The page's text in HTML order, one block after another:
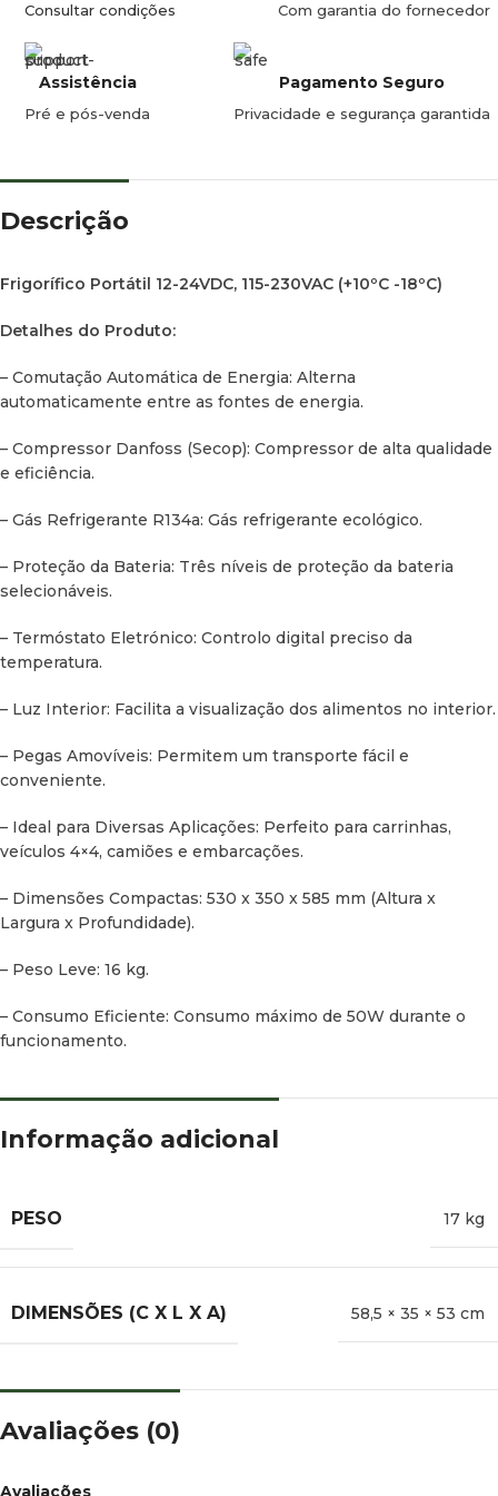
– Ideal para Diversas Aplicações: Perfeito para carrinhas,
veículos 4×4, camiões e embarcações.
– Dimensões Compactas: 530 x 350 x 585 mm (Altura x
Largura x Profundidade).
funcionamento.
Consultar condições Com garantia do fornecedor
Assistência
Pré e pós-venda
Pagamento Seguro
Privacidade e segurança garantida
Descrição
Frigorífico Portátil 12-24VDC, 115-230VAC (+10ºC -18ºC)
Detalhes do Produto:
– Comutação Automática de Energia: Alterna
automaticamente entre as fontes de energia.
– Compressor Danfoss (Secop): Compressor de alta qualidade
e eficiência.
– Gás Refrigerante R134a: Gás refrigerante ecológico.
– Proteção da Bateria: Três níveis de proteção da bateria
selecionáveis.
– Termóstato Eletrónico: Controlo digital preciso da
temperatura.
– Luz Interior: Facilita a visualização dos alimentos no interior.
– Pegas Amovíveis: Permitem um transporte fácil e
conveniente.
– Ideal para Diversas Aplicações: Perfeito para carrinhas,
veículos 4×4, camiões e embarcações.
– Dimensões Compactas: 530 x 350 x 585 mm (Altura x
Largura x Profundidade).
– Peso Leve: 16 kg.
– Consumo Eficiente: Consumo máximo de 50W durante o
funcionamento.
Informação adicional
PESO 17 kg
DIMENSÕES (C X L X A) 58,5 × 35 × 53 cm
Avaliações (0)
Avaliações